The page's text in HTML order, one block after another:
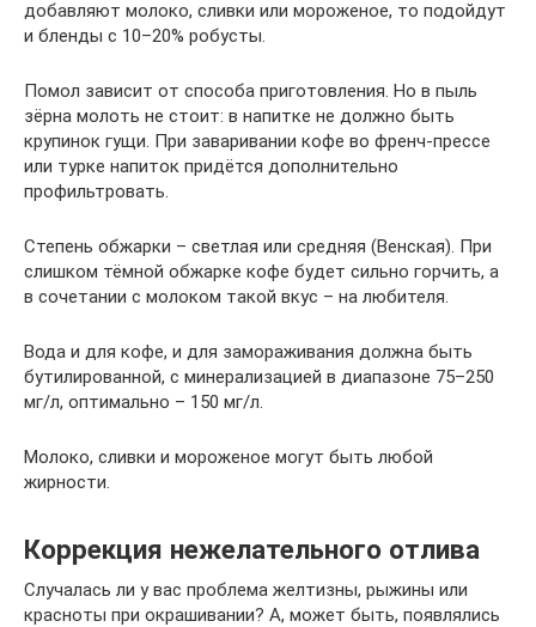
добавляют молоко, сливки или мороженое, то подойдут
и бленды с 10–20% робусты.
Помол зависит от способа приготовления. Но в пыль
зёрна молоть не стоит: в напитке не должно быть
крупинок гущи. При заваривании кофе во френч-прессе
или турке напиток придётся дополнительно
профильтровать.
Степень обжарки – светлая или средняя (Венская). При
слишком тёмной обжарке кофе будет сильно горчить, а
в сочетании с молоком такой вкус – на любителя.
Вода и для кофе, и для замораживания должна быть
бутилированной, с минерализацией в диапазоне 75–250
мг/л, оптимально – 150 мг/л.
Молоко, сливки и мороженое могут быть любой
жирности.
Коррекция нежелательного отлива
Случалась ли у вас проблема желтизны, рыжины или
красноты при окрашивании? А, может быть, появлялись